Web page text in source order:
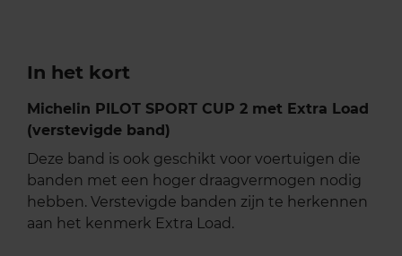
In het kort
Michelin PILOT SPORT CUP 2 met Extra Load
(verstevigde band)
Deze band is ook geschikt voor voertuigen die
banden met een hoger draagvermogen nodig
hebben. Verstevigde banden zijn te herkennen
aan het kenmerk Extra Load.